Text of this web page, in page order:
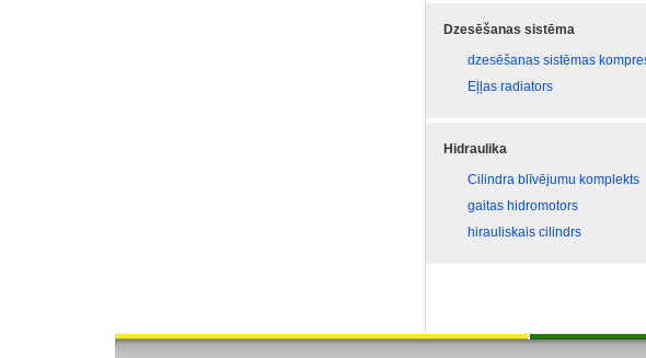
Dzesēšanas sistēma
dzesēšanas sistēmas
Eļļas radiators
Hidraulika
Cilindra blīvējumu komplekts
gaitas hidromotors
hirauliskais cilindrs